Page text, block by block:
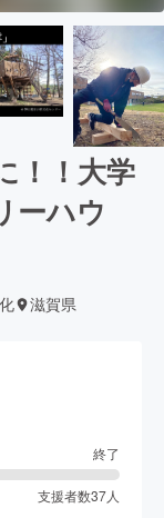
！！大学
ーハウ
滋賀県
終了
支援者数37人